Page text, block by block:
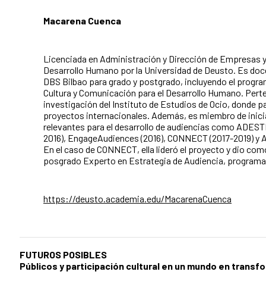
Macarena Cuenca
Licenciada en Administración y Dirección de Empresas
Desarrollo Humano por la Universidad de Deusto. Es
DBS Bilbao para grado y postgrado, incluyendo el
Cultura y Comunicación para el Desarrollo Humano.
investigación del Instituto de Estudios de Ocio, donde
proyectos internacionales. Además, es miembro de
relevantes para el desarrollo de audiencias como
2016), EngageAudiences (2016), CONNECT (2017-2019) y
En el caso de CONNECT, ella lideró el proyecto y dio
posgrado Experto en Estrategia de Audiencia,
https://deusto.academia.edu/MacarenaCuenca
FUTUROS POSIBLES
Públicos y participación cultural en un mundo en